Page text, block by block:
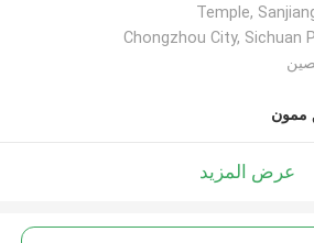
Temple,
Chongzhou City, Sichuan
ممون
عرض المزيد